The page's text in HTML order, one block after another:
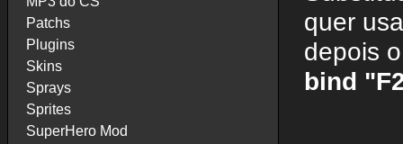
Patchs
Plugins
Skins
Sprays
Sprites
SuperHero Mod
quer
depois
bind